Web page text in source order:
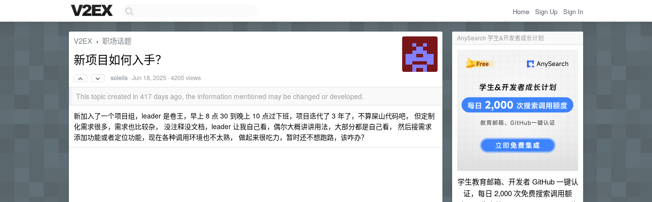
Home Sign Up Sign In
AnySearch 学生&开发者成长计划
学生教育邮箱、开发者 GitHub 一键认
证，每日 2,000 次免费搜索调用额
V2EX › 职场话题
新项目如何入手？
soleils ·Jun 18, 2025 · 4205 views
This topic created in 417 days ago, the information mentioned may be changed or developed.
新加入了一个项目组，leader 是卷王，早上 8 点 30 到晚上 10 点过下班，项目迭代了 3 年了，不算屎山代码吧， 但定制
化需求很多，需求也比较杂， 没注释没文档，leader 让我自己看，偶尔大概讲讲用法，大部分都是自己看， 然后接需求
添加功能或者定位功能，现在各种调用环境也不太熟， 做起来很吃力，暂时还不想跑路，该咋办？